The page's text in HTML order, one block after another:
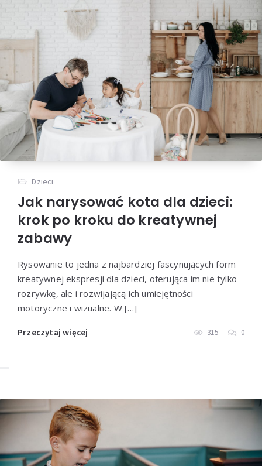
Dzieci
Jak narysować kota dla dzieci:
krok po kroku do kreatywnej
zabawy
Rysowanie to jedna z najbardziej fascynujących form
kreatywnej ekspresji dla dzieci, oferująca im nie tylko
rozrywkę, ale i rozwijającą ich umiejętności
motoryczne i wizualne. W […]
Przeczytaj więcej 315 0